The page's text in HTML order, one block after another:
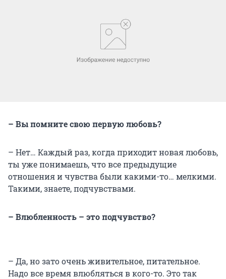
– Вы помните свою первую любовь?
– Нет… Каждый раз, когда приходит новая любовь,
ты уже понимаешь, что все предыдущие
отношения и чувства были какими-то… мелкими.
Такими, знаете, подчувствами.
– Влюбленность – это подчувство?
– Да, но зато очень живительное, питательное.
Надо все время влюбляться в кого-то. Это так